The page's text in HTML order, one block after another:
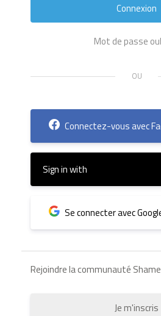
Mot de passe
Connectez-vous avec
Sign in with
Se connecter avec
Rejoindre la communauté
Je m'inscris